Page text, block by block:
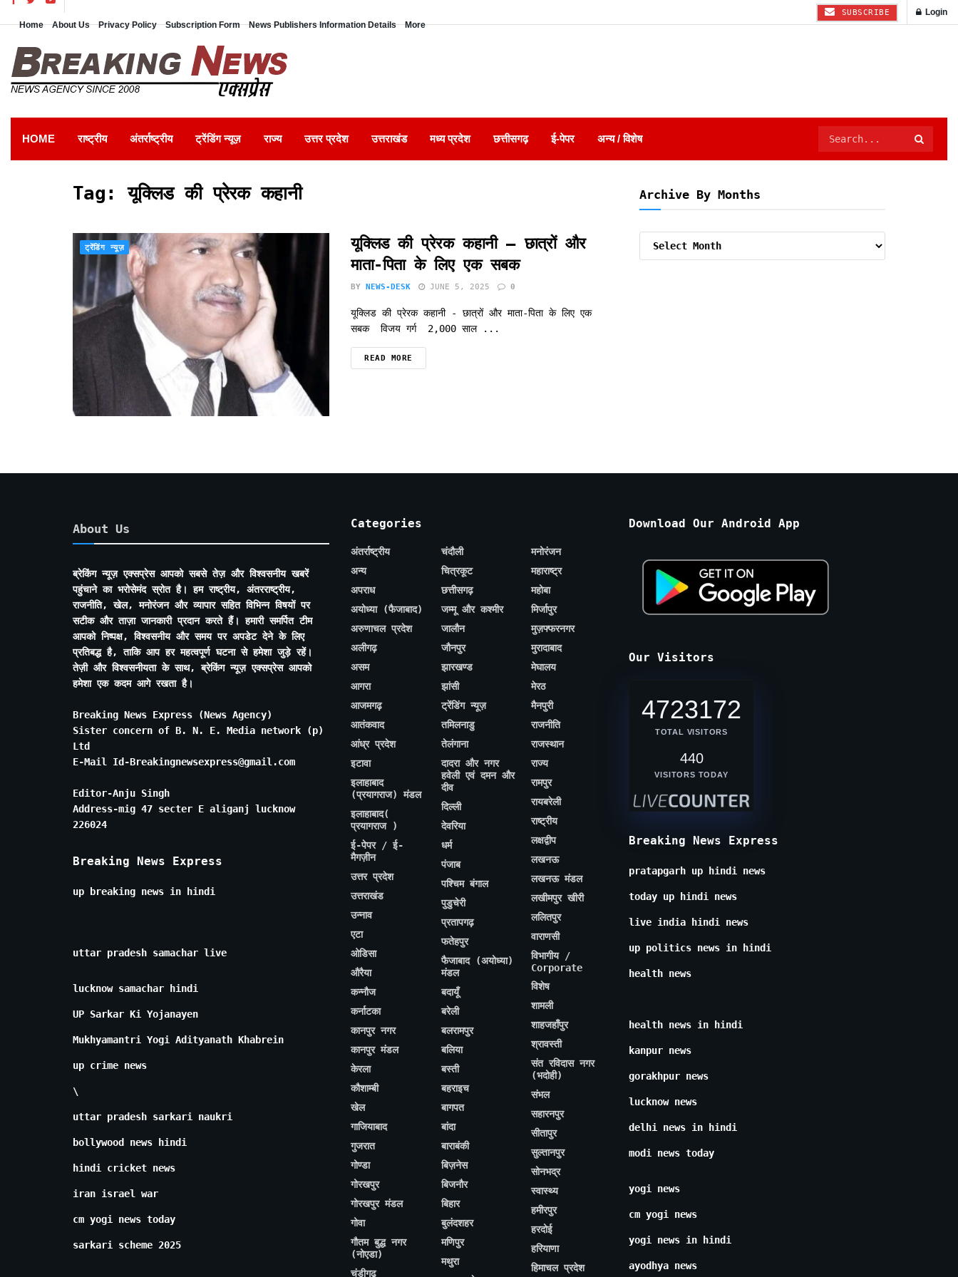
Home About Us Privacy Policy Subscription Form News Publishers Information Details More
SUBSCRIBE Login
HOME राष्ट्रीय अंतर्राष्ट्रीय ट्रेंडिंग न्यूज़ राज्य उत्तर प्रदेश उत्तराखंड मध्य प्रदेश छत्तीसगढ़ ई-पेपर अन्य / विशेष
Tag:यूक्लिड की प्रेरक कहानी
ट्रेंडिंग न्यूज़
यूक्लिड की प्रेरक कहानी – छात्रों और
माता-पिता के लिए एक सबक
BY NEWS-DESK JUNE 5, 2025 0
यूक्लिड की प्रेरक कहानी - छात्रों और माता-पिता के लिए एक
सबक विजय गर्ग 2,000 साल ...
READ MORE
Archive By Months
About Us
ब्रेकिंग न्यूज़ एक्सप्रेस आपको सबसे तेज़ और विश्वसनीय खबरें
पहुंचाने का भरोसेमंद स्रोत है। हम राष्ट्रीय, अंतरराष्ट्रीय,
राजनीति, खेल, मनोरंजन और व्यापार सहित विभिन्न विषयों पर
सटीक और ताज़ा जानकारी प्रदान करते हैं। हमारी समर्पित टीम
आपको निष्पक्ष, विश्वसनीय और समय पर अपडेट देने के लिए
प्रतिबद्ध है, ताकि आप हर महत्वपूर्ण घटना से हमेशा जुड़े रहें।
तेज़ी और विश्वसनीयता के साथ, ब्रेकिंग न्यूज़ एक्सप्रेस आपको
हमेशा एक कदम आगे रखता है।
Breaking News Express (News Agency)
Sister concern of B. N. E. Media network (p)
Ltd
E-Mail Id-Breakingnewsexpress@gmail.com
Editor-Anju Singh
Address-mig 47 secter E aliganj lucknow
226024
Breaking News Express
up breaking news in hindi
uttar pradesh samachar live
lucknow samachar hindi
UP Sarkar Ki Yojanayen
Mukhyamantri Yogi Adityanath Khabrein
up crime news
\
uttar pradesh sarkari naukri
bollywood news hindi
hindi cricket news
iran israel war
cm yogi news today
sarkari scheme 2025
Categories
अंतर्राष्ट्रीय
अन्य
अपराध
अयोध्या (फैजाबाद)
अरुणाचल प्रदेश
अलीगढ़
असम
आगरा
आजमगढ़
आतंकवाद
आंध्र प्रदेश
इटावा
इलाहाबाद
(प्रयागराज) मंडल
इलाहाबाद(
प्रयागराज )
ई-पेपर / ई-
मैगज़ीन
उत्तर प्रदेश
उत्तराखंड
उन्नाव
एटा
ओडिसा
औरैया
कन्नौज
कर्नाटका
कानपुर नगर
कानपुर मंडल
केरला
कौशाम्बी
खेल
गाजियाबाद
गुजरात
गोण्डा
गोरखपुर
गोरखपुर मंडल
गोवा
गौतम बुद्ध नगर
(नोएडा)
चंडीगढ़
चंदौली
चित्रकूट
छत्तीसगढ़
जम्मू और कश्मीर
जालौन
जौनपुर
झारखण्ड
झांसी
ट्रेंडिंग न्यूज़
तमिलनाडु
तेलंगाना
दादरा और नगर
हवेली एवं दमन और
दीव
दिल्ली
देवरिया
धर्म
पंजाब
पश्चिम बंगाल
पुडुचेरी
प्रतापगढ़
फतेहपुर
फैजाबाद (अयोध्या)
मंडल
बदायूँ
बरेली
बलरामपुर
बलिया
बस्ती
बहराइच
बागपत
बांदा
बाराबंकी
बिज़नेस
बिजनौर
बिहार
बुलंदशहर
मणिपुर
मथुरा
मनोरंजन
महाराष्ट्र
महोबा
मिर्जापुर
मुज़फ्फरनगर
मुरादाबाद
मेघालय
मेरठ
मैनपुरी
राजनीति
राजस्थान
राज्य
रामपुर
रायबरेली
राष्ट्रीय
लक्षद्वीप
लखनऊ
लखनऊ मंडल
लखीमपुर खीरी
ललितपुर
वाराणसी
विभागीय /
Corporate
विशेष
शामली
शाहजहाँपुर
श्रावस्ती
संत रविदास नगर
(भदोही)
संभल
सहारनपुर
सीतापुर
सुल्तानपुर
सोनभद्र
स्वास्थ्य
हमीरपुर
हरदोई
हरियाणा
हिमाचल प्रदेश
Download Our Android App
Our Visitors
4723172
TOTAL VISITORS
440
VISITORS TODAY
Breaking News Express
pratapgarh up hindi news
today up hindi news
live india hindi news
up politics news in hindi
health news
health news in hindi
kanpur news
gorakhpur news
lucknow news
delhi news in hindi
modi news today
yogi news
cm yogi news
yogi news in hindi
ayodhya news